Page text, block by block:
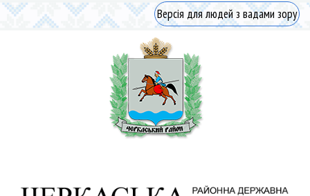
Версія для людей з вадами зору